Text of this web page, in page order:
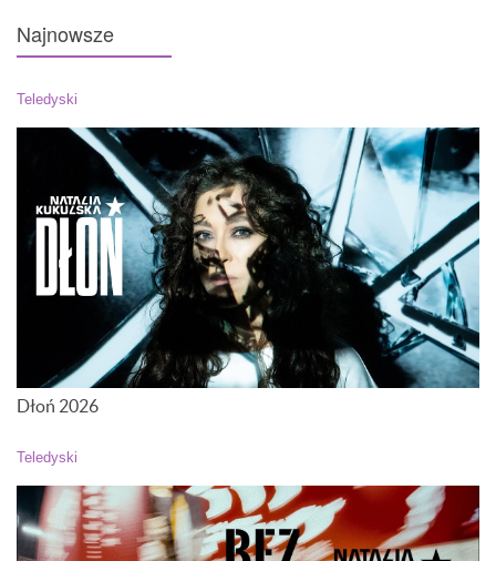
Najnowsze
Teledyski
Dłoń 2026
Teledyski